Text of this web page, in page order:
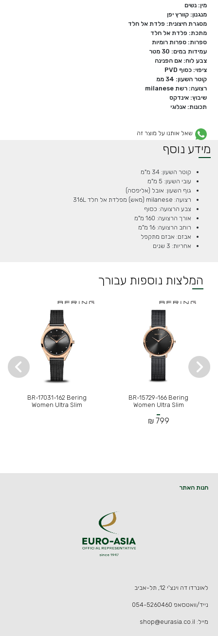
מין: נשים
מנגנון: קוורץ יפן
מסגרת חיצונית: פלדת אל חלד
מתכת: פלדת אל חלד
ספרות: ספרות רומיות
עמידות במים: 30 מטר
צבע לוח: אם הפנינה
ציפוי: כסוף PVD
קוטר השעון: 34 ממ
רצועה: רשת milanese
שיבוץ: אינדקס
תכונות: אנלוגי
שאל אותנו על מוצר זה
מידע נוסף
קוטר השעון: 34 מ"מ
עובי השעון: 5 מ"מ
גוף השעון: אובל (אליפסה)
רצועה: milanese (מאש) מפלדת אל חלד 316L
צבע הרצועה: כסוף
אורך הרצועה: 160 מ"מ
רוחב הרצועה: 16 מ"מ
אבזם: אבזם מתקפל
אחריות: 3 שנים
המלצות נוספות עבורך
BR-15729-166 Bering
Women Ultra Slim
799 ₪
BR-17031-162 Bering
Women Ultra Slim
חנות האתר
לאונרדו דה וינצ'י 12, תל-אביב
נייד/וואטסאפ 054-5260460
מייל: shop@eurasia.co.il